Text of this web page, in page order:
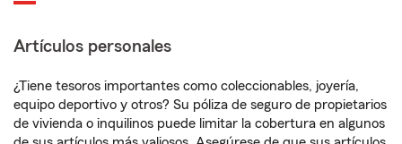
Artículos personales
¿Tiene tesoros importantes como coleccionables, joyería,
equipo deportivo y otros? Su póliza de seguro de propietarios
de vivienda o inquilinos puede limitar la cobertura en algunos